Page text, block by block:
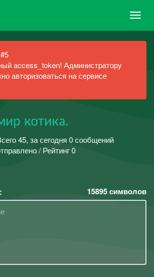
access_token! Администратору
авторизоваться на сервисе
котика.
45, за сегодня 0 сообщений
/ Рейтинг 0
15895символов